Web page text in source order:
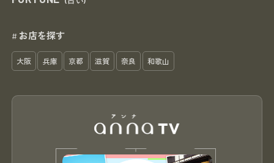
# お店を探す
大阪 兵庫 京都 滋賀 奈良 和歌山